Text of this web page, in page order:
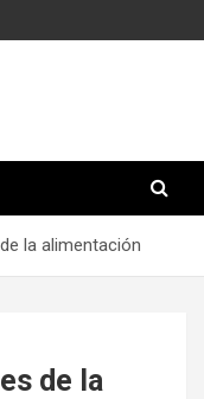
la alimentación
de la